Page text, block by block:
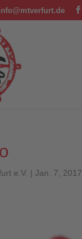
e.V. | Jan. 7, 2017